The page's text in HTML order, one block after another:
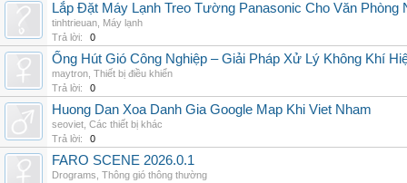
Lắp Đặt Máy Lạnh Treo Tường Panasonic Cho Văn Phòng
tinhtrieuan Máy lạnh
Trả lời:
0
Ống Hút Gió Công Nghiệp – Giải Pháp Xử Lý Không Khí
maytron Thiết bị điều khiển
Trả lời:
0
Huong Dan Xoa Danh Gia Google Map Khi Viet Nham
seoviet Các thiết bị khác
Trả lời:
0
FARO SCENE 2026.0.1
Drograms Thông gió thông thường